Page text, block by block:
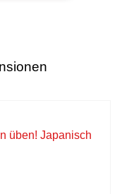
üben! Japanisch